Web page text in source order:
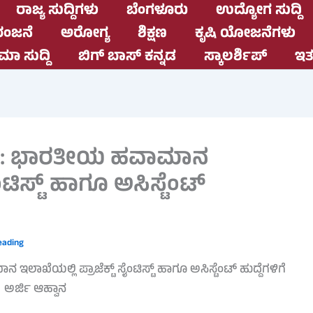
ರಾಜ್ಯ ಸುದ್ದಿಗಳು ಬೆಂಗಳೂರು ಉದ್ಯೋಗ ಸುದ್ದಿ
ಅರೋಗ್ಯ ಶಿಕ್ಷಣ ಕೃಷಿ ಯೋಜನೆಗಳು
ಸುದ್ದಿ ಬಿಗ್ ಬಾಸ್ ಕನ್ನಡ ಸ್ಕಾಲರ್ಶಿಪ್
ಭಾರತೀಯ ಹವಾಮಾನ
ಹಾಗೂ ಅಸಿಸ್ಟೆಂಟ್